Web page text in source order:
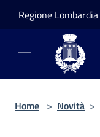
Regione Lombardia
Home > Novità >